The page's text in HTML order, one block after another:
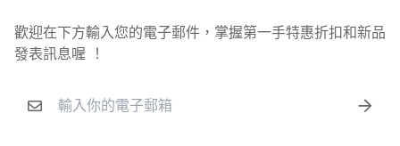
歡迎在下方輸入您的電子郵件，掌握第一手特惠折扣和新品
發表訊息喔 ！